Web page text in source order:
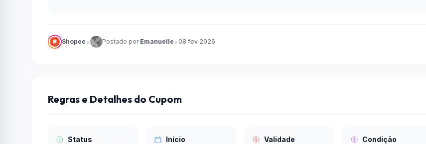
Shopee • Postado por Emanuelle •08 fev 2026
Regras e Detalhes do Cupom
Status
Início
Validade
Condição